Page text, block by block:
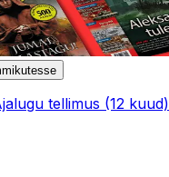
tellimus (12 kuud)